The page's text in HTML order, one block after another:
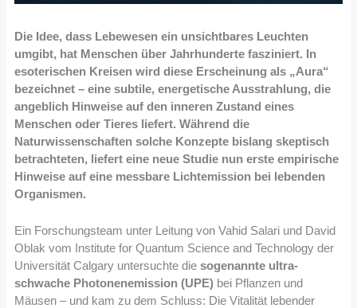
Die Idee, dass Lebewesen ein unsichtbares Leuchten
umgibt, hat Menschen über Jahrhunderte fasziniert. In
esoterischen Kreisen wird diese Erscheinung als „Aura“
bezeichnet – eine subtile, energetische Ausstrahlung, die
angeblich Hinweise auf den inneren Zustand eines
Menschen oder Tieres liefert. Während die
Naturwissenschaften solche Konzepte bislang skeptisch
betrachteten, liefert eine neue Studie nun erste empirische
Hinweise auf eine messbare Lichtemission bei lebenden
Organismen.
Ein Forschungsteam unter Leitung von Vahid Salari und David
Oblak vom Institute for Quantum Science and Technology der
Universität Calgary untersuchte diesogenannte ultra-
schwache Photonenemission (UPE) bei Pflanzen und
Mäusen – und kam zu dem Schluss: Die Vitalität lebender